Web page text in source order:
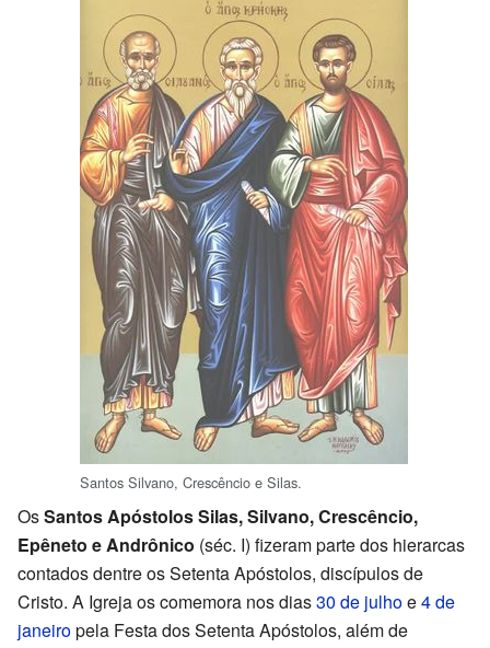
Santos Silvano, Crescêncio e Silas.
OsSantos Apóstolos Silas, Silvano, Crescêncio,
Epêneto e Andrônico (séc. I) fizeram parte dos hierarcas
contados dentre os Setenta Apóstolos, discípulos de
Cristo. A Igreja os comemora nos dias30 de julhoe4 de
janeiropela Festa dos Setenta Apóstolos, além de